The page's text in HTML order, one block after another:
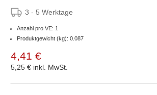
3 - 5 Werktage
Anzahl pro VE: 1
Produktgewicht (kg): 0.087
4,41 €
5,25 € inkl. MwSt.